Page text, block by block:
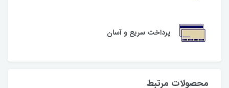
پرداخت سریع و آسان
محصولات مرتبط